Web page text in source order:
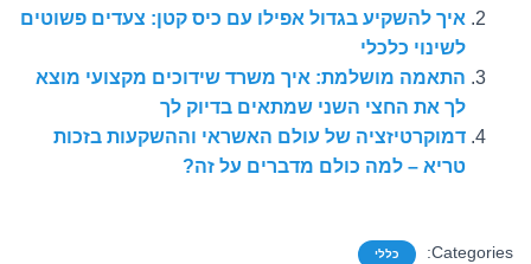
איך להשקיע בגדול אפילו עם כיס קטן: צעדים פשוטים
לשינוי כלכלי
התאמה מושלמת: איך משרד שידוכים מקצועי מוצא
לך את החצי השני שמתאים בדיוק לך
דמוקרטיזציה של עולם האשראי וההשקעות בזכות
טריא – למה כולם מדברים על זה?
Categories: כללי